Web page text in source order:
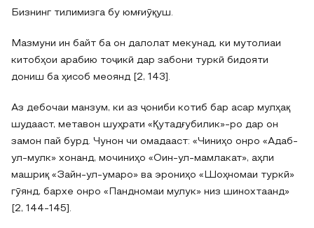
Бизнинг тилимизга бу юмғиӯқуш.
Мазмуни ин байт ба он далолат мекунад, ки мутолиаи
китобҳои арабию тоҷикӣ дар забони туркӣ бидояти
дониш ба ҳисоб меоянд [2, 143].
Аз дебочаи манзум, ки аз ҷониби котиб бар асар мулҳақ
шудааст, метавон шуҳрати «Қутадғубилик»-ро дар он
замон пай бурд. Чунон чи омадааст: «Чиниҳо онро «Адаб-
ул-мулк» хонанд, мочиниҳо «Оин-ул-мамлакат», аҳли
машриқ «Зайн-ул-умаро» ва эрониҳо «Шоҳномаи туркӣ»
гӯянд, бархе онро «Пандномаи мулук» низ шинохтаанд»
[2, 144-145].